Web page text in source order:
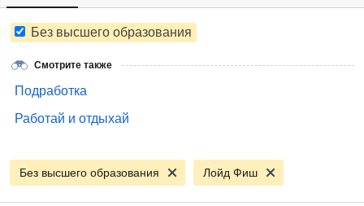
Без высшего образования
Смотрите также
Подработка
Работай и отдыхай
Без высшего образования Лойд Фиш